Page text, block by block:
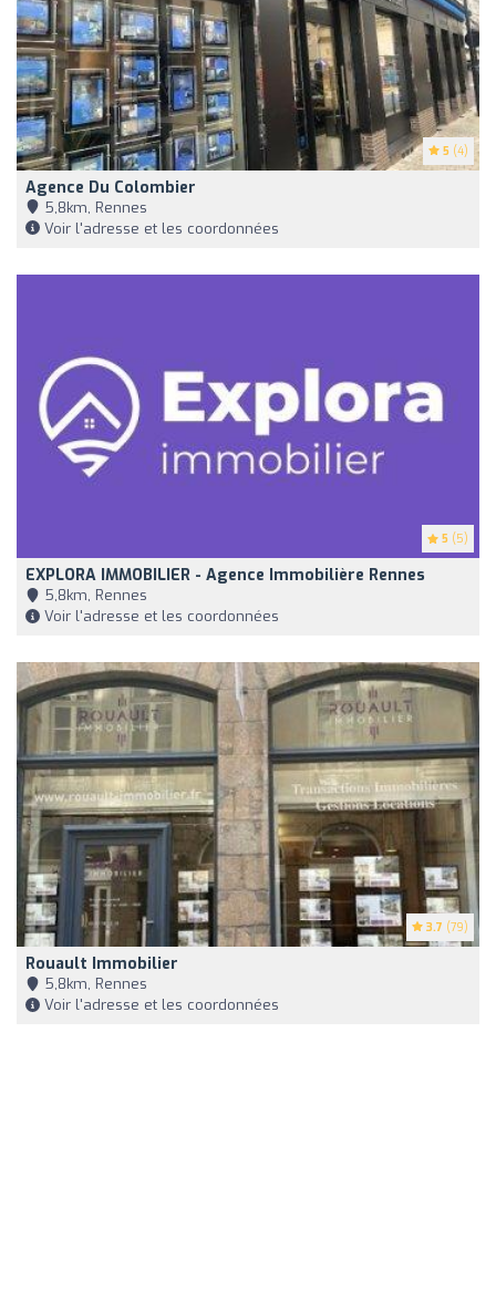
5 (4)
Agence Du Colombier
5,8km, Rennes
Voir l'adresse et les coordonnées
5 (5)
EXPLORA IMMOBILIER - Agence Immobilière Rennes
5,8km, Rennes
Voir l'adresse et les coordonnées
3.7 (79)
Rouault Immobilier
5,8km, Rennes
Voir l'adresse et les coordonnées